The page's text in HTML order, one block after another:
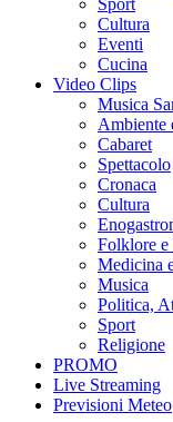
Sport
Cultura
Eventi
Cucina
Video Clips
Musica
Ambiente
Cabaret
Spettacolo
Cronaca
Cultura
Folklore e
Medicina
Musica
Politica,
Sport
Religione
PROMO
Live Streaming
Previsioni Meteo